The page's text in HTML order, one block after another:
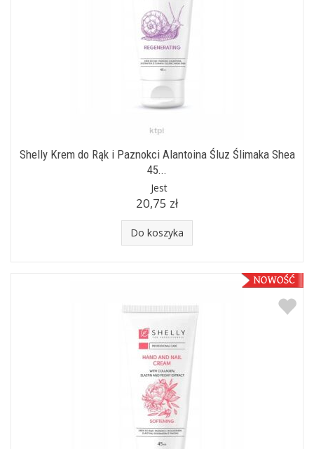
Shelly Krem do Rąk i Paznokci Alantoina Śluz Ślimaka Shea
45...
Jest
20,75 zł
Do koszyka